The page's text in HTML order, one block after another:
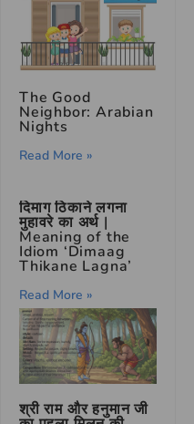
The Good
Neighbor: Arabian
Nights
Read More »
दिमाग ठिकाने लगना
मुहावरे का अर्थ |
Meaning of the
Idiom ‘Dimaag
Thikane Lagna’
Read More »
श्री राम और हनुमान जी